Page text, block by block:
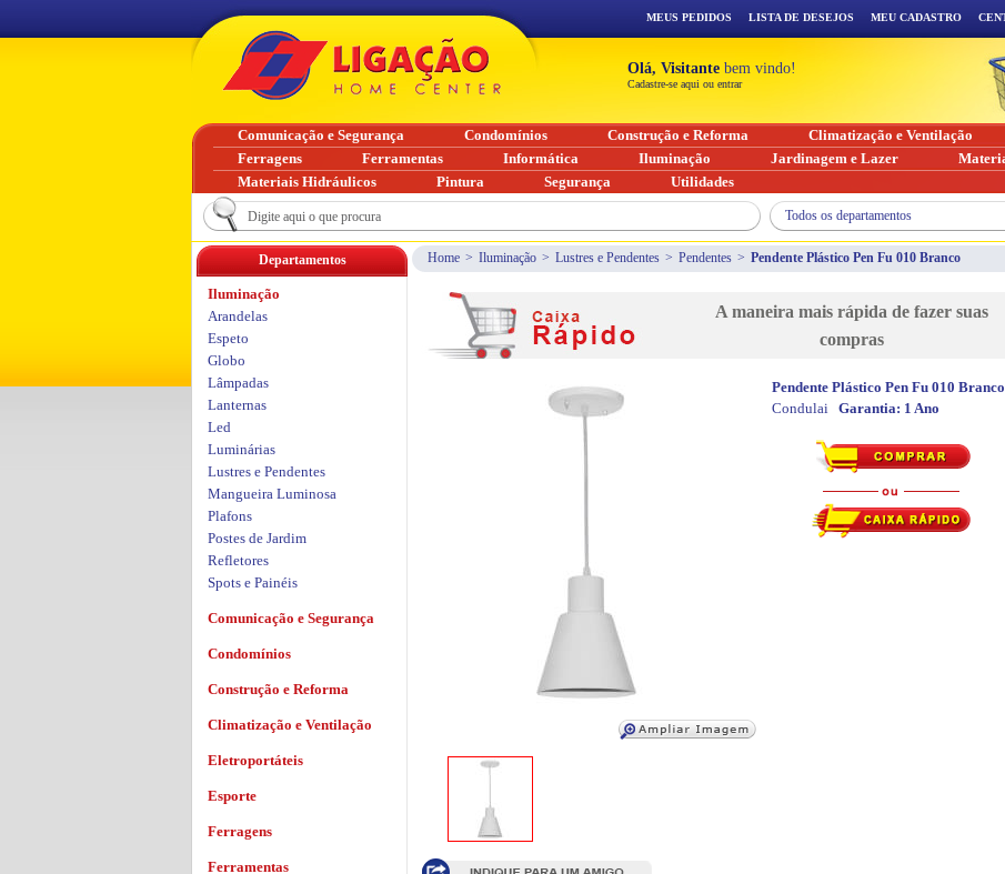
Home > Iluminação > Lustres e Pendentes > Pendentes > Pendente Plástico Pen Fu 010 Branco
A maneira mais rápida de fazer suas
compras
Pendente Plástico Pen Fu 010 Branco
Condulai Garantia: 1 Ano
Departamentos
Iluminação
Arandelas
Espeto
Globo
Lâmpadas
Lanternas
Led
Luminárias
Lustres e Pendentes
Mangueira Luminosa
Plafons
Postes de Jardim
Refletores
Spots e Painéis
Comunicação e Segurança
Condomínios
Construção e Reforma
Climatização e Ventilação
Eletroportáteis
Esporte
Ferragens
Ferramentas
MEUS PEDIDOS LISTA DE DESEJOS MEU CADASTRO
Olá, Visitante bem vindo!
Cadastre-se aqui ou entrar
Comunicação e Segurança Condomínios Construção e Reforma Climatização e Ventilação
Ferragens
Ferramentas Informática Iluminação Jardinagem e Lazer
Materiais Hidráulicos
Pintura Segurança Utilidades
Todos os departamentos